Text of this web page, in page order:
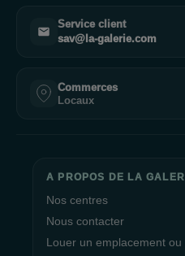
Service client
sav@la-galerie.com
Commerces
Locaux
A PROPOS DE LA
Nos centres
Nous contacter
Louer un emplacement ou